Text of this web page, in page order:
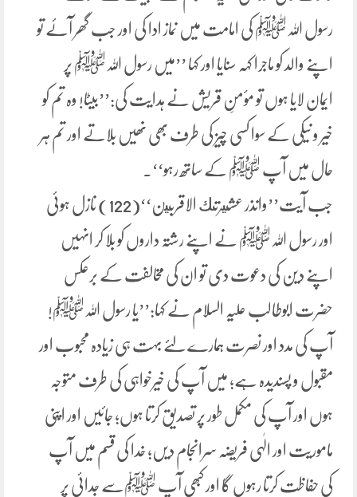
رسول اللہﷺ کی امامت میں نماز ادا کی اور جب گھر آئے تو
اپنے والد کو ماجرا کہہ سنایا اور کہا ’’میں رسول اللہﷺ پر
ایمان لایا ہوں تو مؤمنِ قریش نے ہدایت کی:’’بیٹا! وہ تم کو
خیر و نیکی کے سوا کسی چیز کی طرف بھی نھیں بلاتے اور تم ہر
حال میں آپ ﷺ کے ساتھ رہو‘‘۔
جب آیت’’وانذر عشيرتك الاقربين‘‘(122) نازل ہوئی
اور رسول اللہﷺ نے اپنے رشتہ داروں کو بلا کر انہیں
اپنے دین کی دعوت دی تو ان کی مخالفت کے برعکس
حضرت ابوطالب علیہ السلام نے کہا:’’یا رسول اللہﷺ!
آپ کی مدد اور نصرت ہمارے لئے بہت ہی زیادہ محبوب اور
مقبول و پسندیدہ ہے؛ میں آپ کی خیرخواہی کی طرف متوجہ
ہوں اور آپ کی مکمل طور پر تصدیق کرتا ہوں؛ جائیں اور اپنی
ماموریت اور الٰہی فریضہ سرانجام دیں؛ خدا کی قسم میں آپ
کی حفاظت کرتا رہوں گا اور کبھی آپ ﷺسے جدائی پر